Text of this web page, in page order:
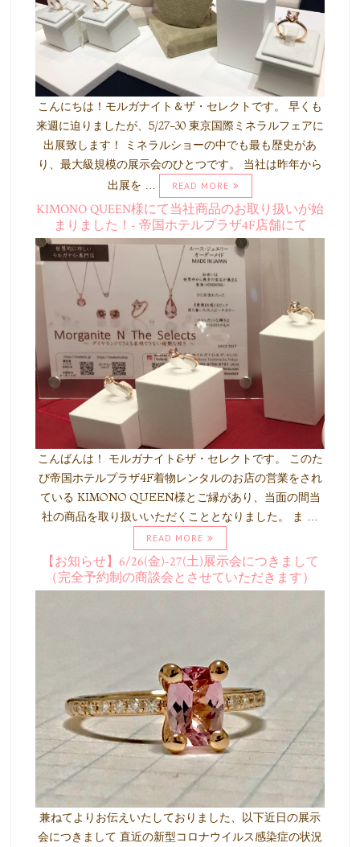
こんにちは！モルガナイト＆ザ・セレクトです。 早くも
来週に迫りましたが、5/27-30 東京国際ミネラルフェアに
出展致します！ ミネラルショーの中でも最も歴史があ
り、最大級規模の展示会のひとつです。 当社は昨年から
出展を …
READ MORE
KIMONO QUEEN様にて当社商品のお取り扱いが始
まりました！- 帝国ホテルプラザ4F店舗にて
こんばんは！ モルガナイト&ザ・セレクトです。 このた
び帝国ホテルプラザ4F着物レンタルのお店の営業をされ
ている KIMONO QUEEN様とご縁があり、当面の間当
社の商品を取り扱いいただくこととなりました。 ま …
READ MORE
【お知らせ】6/26(金)-27(土)展示会につきまして
（完全予約制の商談会とさせていただきます）
兼ねてよりお伝えいたしておりました、以下近日の展示
会につきまして 直近の新型コロナウイルス感染症の状況